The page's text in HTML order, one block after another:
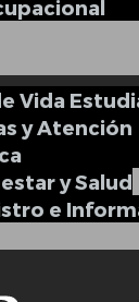
Vida
y Atención
y Salud
e